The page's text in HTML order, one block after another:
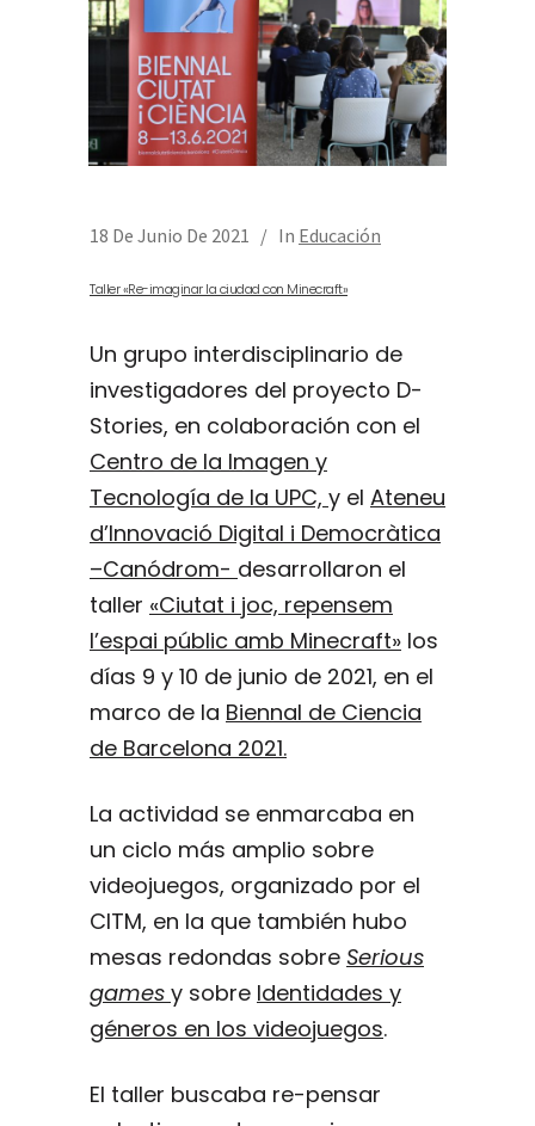
18 De Junio De 2021 In Educación
Taller «Re-imaginar la ciudad con Minecraft»
Un grupo interdisciplinario de
investigadores del proyecto D-
Stories, en colaboración con el
Centro de la Imagen y
Tecnología de la UPC, y el Ateneu
d’Innovació Digital i Democràtica
–Canódrom- desarrollaron el
taller «Ciutat i joc, repensem
l’espai públic amb Minecraft» los
días 9 y 10 de junio de 2021, en el
marco de la Biennal de Ciencia
de Barcelona 2021.
La actividad se enmarcaba en
un ciclo más amplio sobre
videojuegos, organizado por el
CITM, en la que también hubo
mesas redondas sobre Serious
games y sobre Identidades y
géneros en los videojuegos.
El taller buscaba re-pensar